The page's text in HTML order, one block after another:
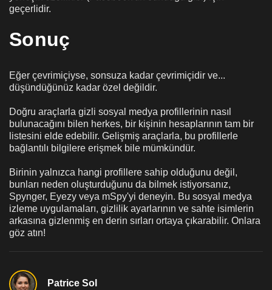
geçerlidir.
Sonuç
Eğer çevrimiçiyse, sonsuza kadar çevrimiçidir ve...
düşündüğünüz kadar özel değildir.
Doğru araçlarla gizli sosyal medya profillerinin nasıl
bulunacağını bilen herkes, bir kişinin hesaplarının tam bir
listesini elde edebilir. Gelişmiş araçlarla, bu profillerle
bağlantılı bilgilere erişmek bile mümkündür.
Birinin yalnızca hangi profillere sahip olduğunu değil,
bunları neden oluşturduğunu da bilmek istiyorsanız,
Spynger, Eyezy veya mSpy'yi deneyin. Bu sosyal medya
izleme uygulamaları, gizlilik ayarlarının ve sahte isimlerin
arkasına gizlenmiş en derin sırları ortaya çıkarabilir. Onlara
göz atın!
Patrice Sol